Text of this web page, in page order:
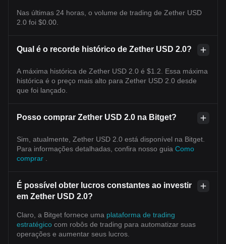
Nas últimas 24 horas, o volume de trading de Zether USD
2.0 foi $0.00.
Qual é o recorde histórico de Zether USD 2.0?
A máxima histórica de Zether USD 2.0 é $1.2. Essa máxima
histórica é o preço mais alto para Zether USD 2.0 desde
que foi lançado.
Posso comprar Zether USD 2.0 na Bitget?
Sim, atualmente, Zether USD 2.0 está disponível na Bitget.
Para informações detalhadas, confira nosso guia Como
comprar
É possível obter lucros constantes ao investir
em Zether USD 2.0?
Claro, a Bitget fornece uma plataforma de trading
estratégico com robôs de trading para automatizar suas
operações e aumentar seus lucros.